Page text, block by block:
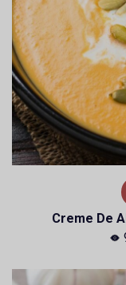
Creme De